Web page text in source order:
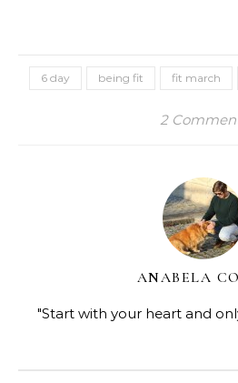
6 day being fit fit march
2
ANABELA
"Start with your heart and